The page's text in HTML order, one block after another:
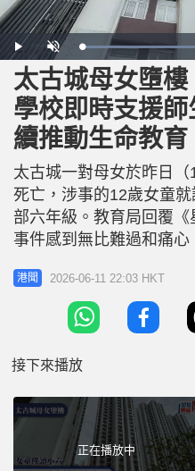
P
l
y
U
n
m
u
t
e
L
o
a
d
e
d
:
5
7
.
7
0
太古城母女墮
學校即時支援
續推動生命教育
太古城一對母女於昨日
死亡，涉事的12歲女童
部六年級。教育局回覆
事件感到無比難過和痛
問。教育局得悉事件後
學校在事發後即時啓動
教育心理學家、輔導人
的師生與家長度過這段
港聞 2026-06-11 22:03 HKT
接下來播放
正在播放中